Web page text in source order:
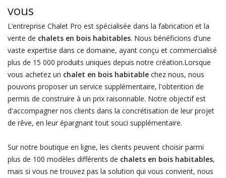
vous
L’entreprise Chalet Pro est spécialisée dans la fabrication et la
vente de chalets en bois habitables. Nous bénéficions d'une
vaste expertise dans ce domaine, ayant conçu et commercialisé
plus de 15 000 produits uniques depuis notre création.Lorsque
vous achetez un chalet en bois habitablechez nous, nous
pouvons proposer un service supplémentaire, l'obtention de
permis de construire à un prix raisonnable. Notre objectif est
d'accompagner nos clients dans la concrétisation de leur projet
de rêve, en leur épargnant tout souci supplémentaire.
Sur notre boutique en ligne, les clients peuvent choisir parmi
plus de 100 modèles différents de chalets en bois habitables,
mais si vous ne trouvez pas la solution qui vous convient, nous